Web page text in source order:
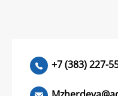
+7 (383) 227-